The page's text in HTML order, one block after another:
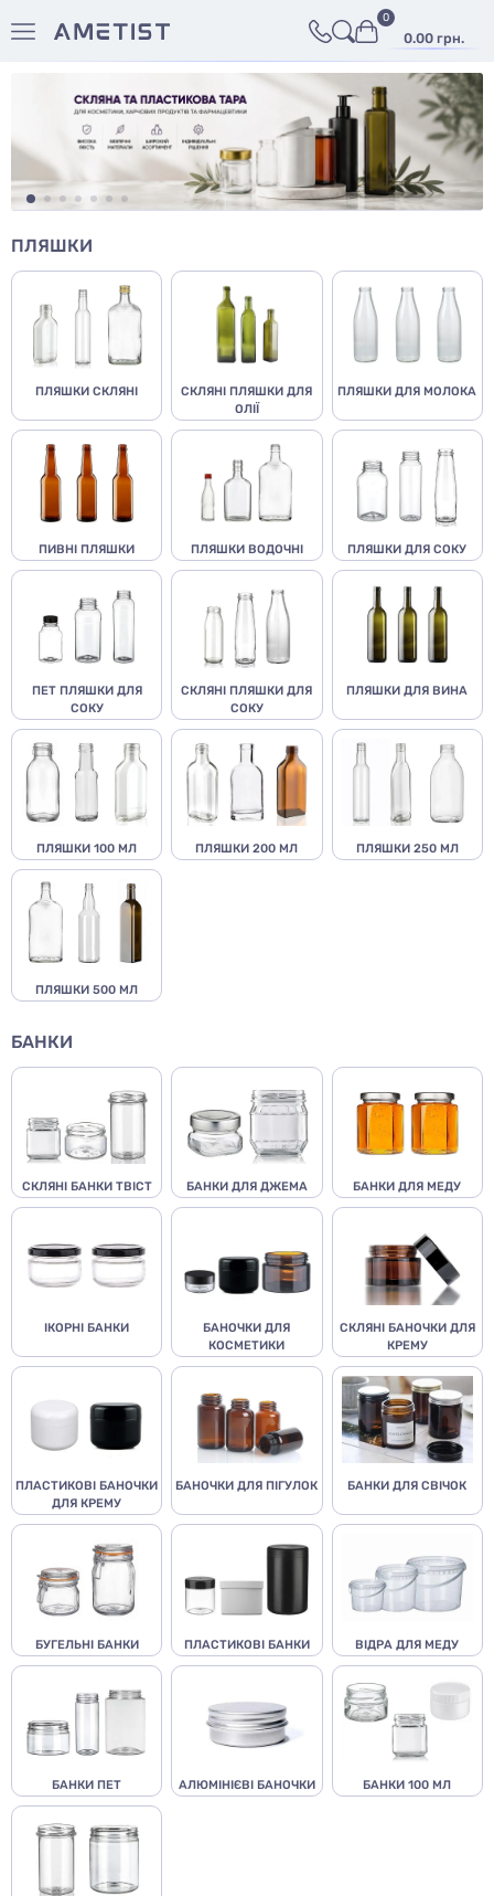
0.00 грн.
0
ПЛЯШКИ
ПЛЯШКИ СКЛЯНІ
СКЛЯНІ ПЛЯШКИ ДЛЯ
ОЛІЇ
ПЛЯШКИ ДЛЯ МОЛОКА
ПИВНІ ПЛЯШКИ ПЛЯШКИ ВОДОЧНІ ПЛЯШКИ ДЛЯ СОКУ
ПЕТ ПЛЯШКИ ДЛЯ
СОКУ
СКЛЯНІ ПЛЯШКИ ДЛЯ
СОКУ
ПЛЯШКИ ДЛЯ ВИНА
ПЛЯШКИ 100 МЛ ПЛЯШКИ 200 МЛ ПЛЯШКИ 250 МЛ
ПЛЯШКИ 500 МЛ
БАНКИ
СКЛЯНІ БАНКИ ТВІСТ БАНКИ ДЛЯ ДЖЕМА БАНКИ ДЛЯ МЕДУ
ІКОРНІ БАНКИ
БАНОЧКИ ДЛЯ
КОСМЕТИКИ
СКЛЯНІ БАНОЧКИ ДЛЯ
КРЕМУ
ПЛАСТИКОВІ БАНОЧКИ
ДЛЯ КРЕМУ
БАНОЧКИ ДЛЯ ПІГУЛОК БАНКИ ДЛЯ СВІЧОК
БУГЕЛЬНІ БАНКИ ПЛАСТИКОВІ БАНКИ ВІДРА ДЛЯ МЕДУ
БАНКИ ПЕТ АЛЮМІНІЄВІ БАНОЧКИ БАНКИ 100 МЛ